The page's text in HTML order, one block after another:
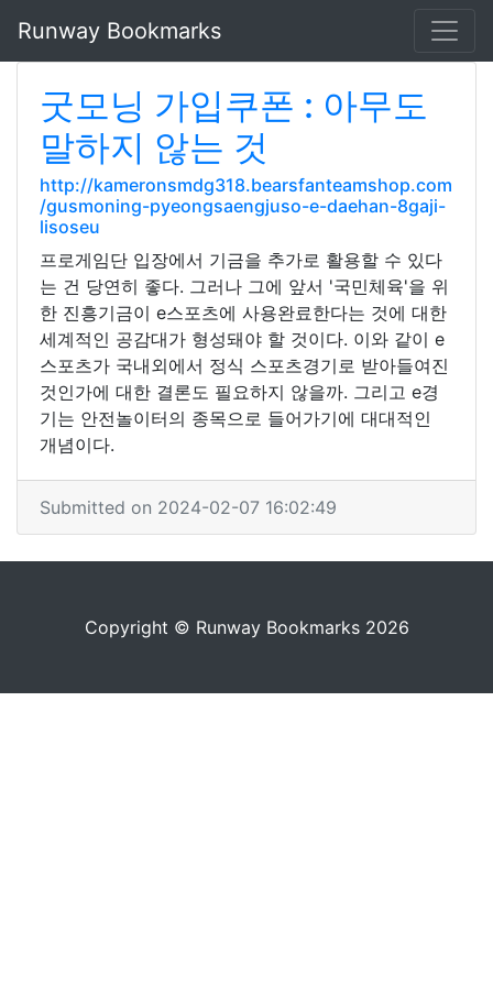
Runway Bookmarks
굿모닝 가입쿠폰 : 아무도
말하지 않는 것
http://kameronsmdg318.bearsfanteamshop.com
/gusmoning-pyeongsaengjuso-e-daehan-8gaji-
lisoseu
프로게임단 입장에서 기금을 추가로 활용할 수 있다
는 건 당연히 좋다. 그러나 그에 앞서 '국민체육'을 위
한 진흥기금이 e스포츠에 사용완료한다는 것에 대한
세계적인 공감대가 형성돼야 할 것이다. 이와 같이 e
스포츠가 국내외에서 정식 스포츠경기로 받아들여진
것인가에 대한 결론도 필요하지 않을까. 그리고 e경
기는 안전놀이터의 종목으로 들어가기에 대대적인
개념이다.
Submitted on 2024-02-07 16:02:49
Copyright © Runway Bookmarks 2026